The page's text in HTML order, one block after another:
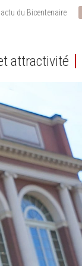
du Bicentenaire
attractivité